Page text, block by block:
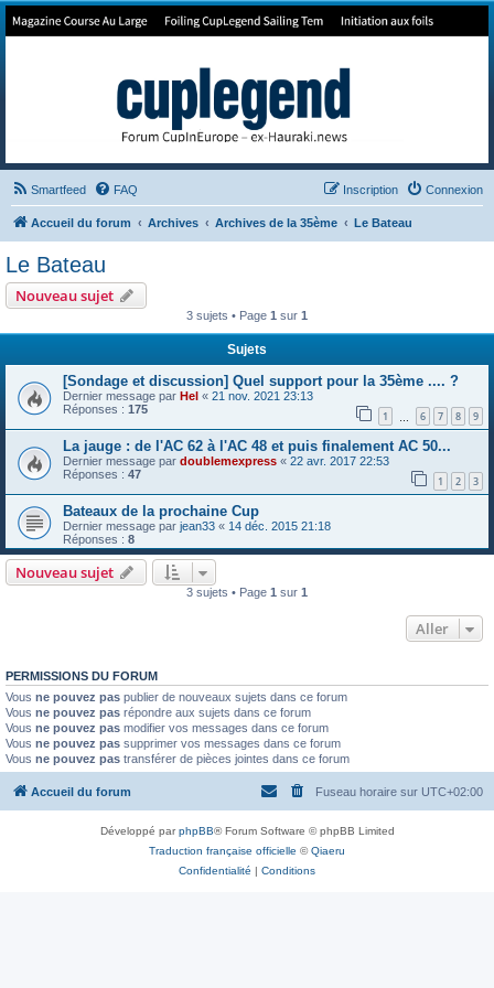
Forum de Cup In Europe
Smartfeed FAQ Connexion
Inscription
Accueil du forum Archives Archives de la 35ème Le Bateau
Le Bateau
Nouveau sujet
3 sujets • Page 1 sur 1
Sujets
[Sondage et discussion] Quel support pour la 35ème .... ?
Dernier message par Hel « 21 nov. 2021 23:13
Réponses : 175 1 6 7 8 9
La jauge : de l'AC 62 à l'AC 48 et puis finalement AC 50...
Dernier message par doublemexpress « 22 avr. 2017 22:53
Réponses : 47 1 2 3
Bateaux de la prochaine Cup
Dernier message par jean33 « 14 déc. 2015 21:18
Réponses : 8
Nouveau sujet
3 sujets • Page 1 sur 1
Aller
PERMISSIONS DU FORUM
Vous ne pouvez pas publier de nouveaux sujets dans ce forum
Vous ne pouvez pas répondre aux sujets dans ce forum
Vous ne pouvez pas modifier vos messages dans ce forum
Vous ne pouvez pas supprimer vos messages dans ce forum
Vous ne pouvez pas transférer de pièces jointes dans ce forum
Accueil du forum Fuseau horaire sur UTC+02:00
Développé parphpBB® Forum Software © phpBB Limited
Traduction française officielle ©Qiaeru
Confidentialité | Conditions